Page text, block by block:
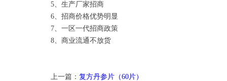
5、生产厂家招商
6、招商价格优势明显
7、一区一代招商政策
8、商业流通不放货
上一篇： 复方丹参片（60片）